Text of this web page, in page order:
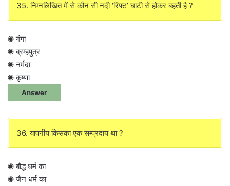
35. निम्नलिखित में से कौन सी नदी ‘रिफ्ट’ घाटी से होकर बहती है ?
◉ गंगा
◉ ब्रम्हपुत्र
◉ नर्मदा
◉ कृष्णा
Answer
36. यापनीय किसका एक सम्प्रदाय था ?
◉ बौद्ध धर्म का
◉ जैन धर्म का